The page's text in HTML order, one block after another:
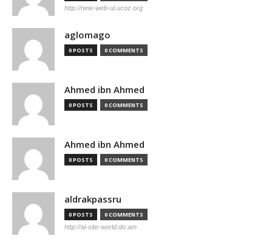
http://new-web-ul.ucoz.org
aglomago
0 POSTS 0 COMMENTS
Ahmed ibn Ahmed
0 POSTS 0 COMMENTS
Ahmed ibn Ahmed
0 POSTS 0 COMMENTS
aldrakpassru
0 POSTS 0 COMMENTS
http://al-site-world.do.am